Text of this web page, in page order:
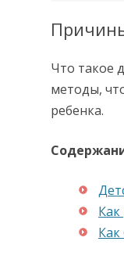
Что такое
методы,
ребенка.
Как
Как